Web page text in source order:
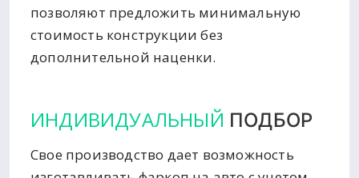
позволяют предложить минимальную
стоимость конструкции без
дополнительной наценки.
ИНДИВИДУАЛЬНЫЙ ПОДБОР
Свое производство дает возможность